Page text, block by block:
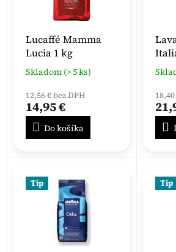
Lucaffé Mamma
Lucia 1 kg
Skladom (> 5 ks)
12,56 € bez DPH
14,95 €
Do košíka
Tip Tip